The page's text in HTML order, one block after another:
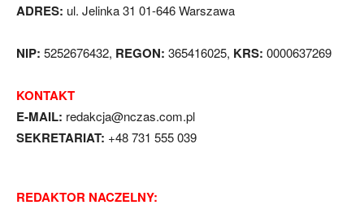
ADRES: ul. Jelinka 31 01-646 Warszawa
NIP: 5252676432, REGON: 365416025, KRS: 0000637269
KONTAKT
E-MAIL: redakcja@nczas.com.pl
SEKRETARIAT: +48 731 555 039
REDAKTOR NACZELNY: